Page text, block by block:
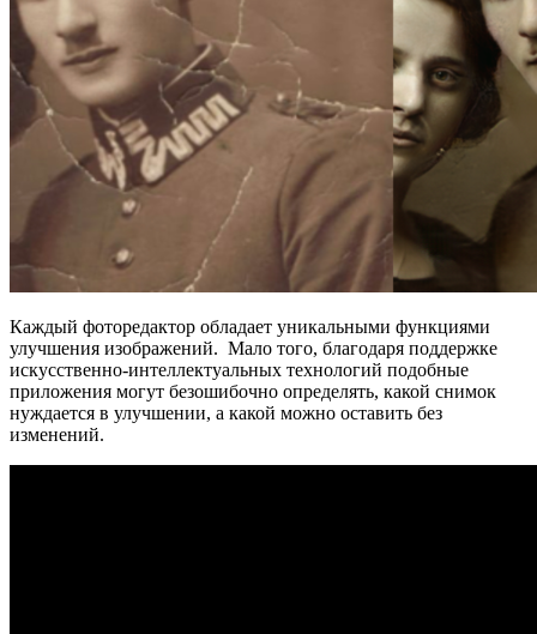
Каждый фоторедактор обладает уникальными функциями
улучшения изображений. Мало того, благодаря поддержке
искусственно-интеллектуальных технологий подобные
приложения могут безошибочно определять, какой снимок
нуждается в улучшении, а какой можно оставить без
изменений.